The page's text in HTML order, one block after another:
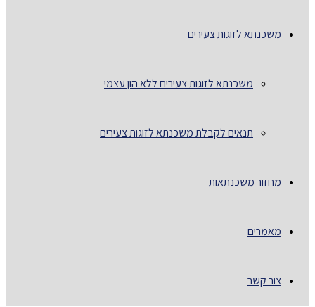
משכנתא לזוגות צעירים
משכנתא לזוגות צעירים ללא הון עצמי
תנאים לקבלת משכנתא לזוגות צעירים
מחזור משכנתאות
מאמרים
צור קשר